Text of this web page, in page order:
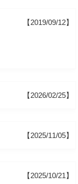
【2019/09/12】
【2026/02/25】
【2025/11/05】
【2025/10/21】